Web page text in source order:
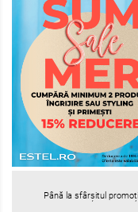
Până la sfârșitul